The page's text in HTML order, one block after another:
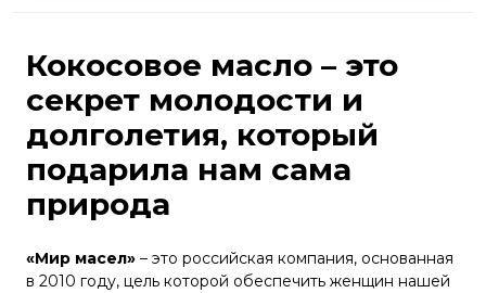
Кокосовое масло – это
секрет молодости и
долголетия, который
подарила нам сама
природа
«Мир масел» – это российская компания, основанная
в 2010 году, цель которой обеспечить женщин нашей